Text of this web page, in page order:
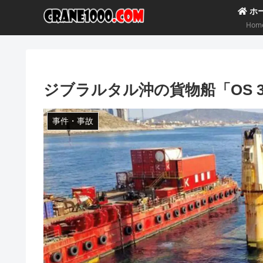
ホ
ジブラルタル沖の貨物船「OS
事件・事故